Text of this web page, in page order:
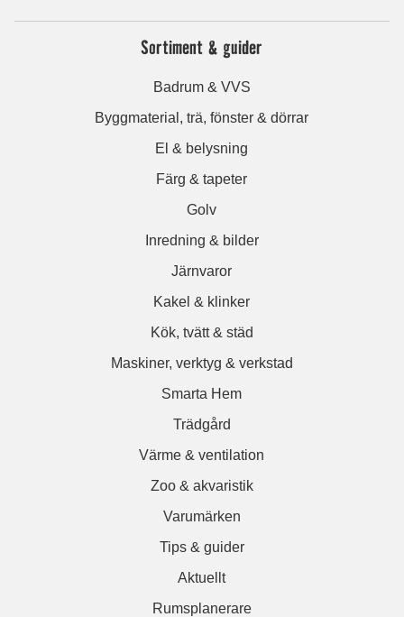
Sortiment & guider
Badrum & VVS
Byggmaterial, trä, fönster & dörrar
El & belysning
Färg & tapeter
Golv
Inredning & bilder
Järnvaror
Kakel & klinker
Kök, tvätt & städ
Maskiner, verktyg & verkstad
Smarta Hem
Trädgård
Värme & ventilation
Zoo & akvaristik
Varumärken
Tips & guider
Aktuellt
Rumsplanerare